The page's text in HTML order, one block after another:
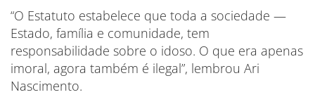
“O Estatuto estabelece que toda a sociedade —
Estado, família e comunidade, tem
responsabilidade sobre o idoso. O que era apenas
imoral, agora também é ilegal”, lembrou Ari
Nascimento.